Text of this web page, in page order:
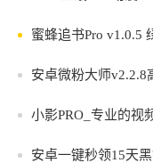
蜜蜂追书Pro v1.0.5
安卓微粉大师v2.2.8
小影PRO_专业的视
安卓一键秒领15天